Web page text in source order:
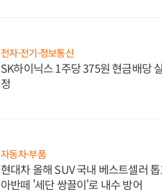
전자·전기·정보통신
SK하이닉스 1주당 375원 현금배당
정
자동차·부품
현대차 올해 SUV 국내 베스트셀러
아반떼 '세단 쌍끌이'로 내수 방어